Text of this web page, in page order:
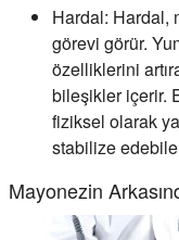
Hardal: Hardal,
görevi görür.
özelliklerini
bileşikler içerir.
fiziksel olarak
stabilize
Mayonezin